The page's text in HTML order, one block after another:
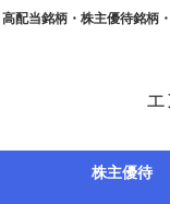
高配当銘柄・株主優待銘柄
株主優待